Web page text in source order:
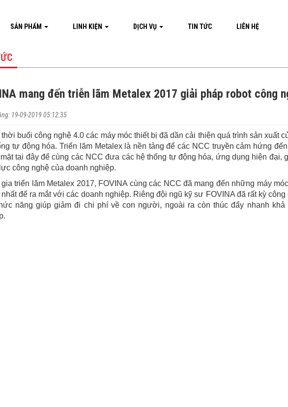
SẢN PHẨM LINH KIỆN DỊCH VỤ TIN TỨC LIÊN HỆ
mang đến triễn lãm Metalex 2017 giải pháp robot công
19-09-2019 05:12:35
thời buổi công nghệ 4.0 các máy móc thiết bị đã dần cải thiện quá trình sản xuất
tự động hóa. Triển lãm Metalex là nền tảng để các NCC truyền cảm hứng
tại đây để cùng các NCC đưa các hệ thống tự động hóa, ứng dụng hiện đại,
công nghệ của doanh nghiệp.
gia triển lãm Metalex 2017, FOVINA cùng các NCC đã mang đến những máy
để ra mắt với các doanh nghiệp. Riêng đội ngũ kỹ sư FOVINA đã rất kỳ
năng giúp giảm đi chi phí về con người, ngoài ra còn thúc đẩy nhanh khả